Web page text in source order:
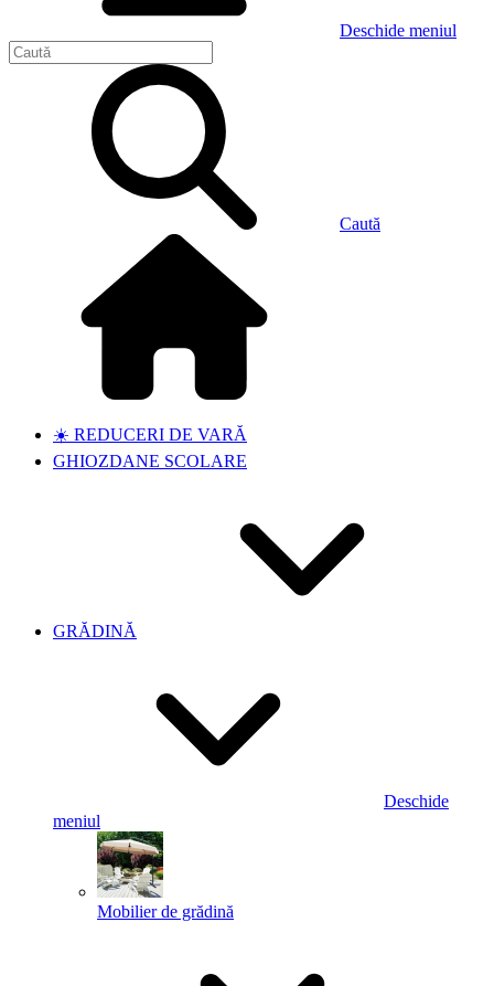
Deschide meniul
Caută
☀️ REDUCERI DE VARĂ
GHIOZDANE SCOLARE
GRĂDINĂ
Deschide
meniul
Mobilier de grădină